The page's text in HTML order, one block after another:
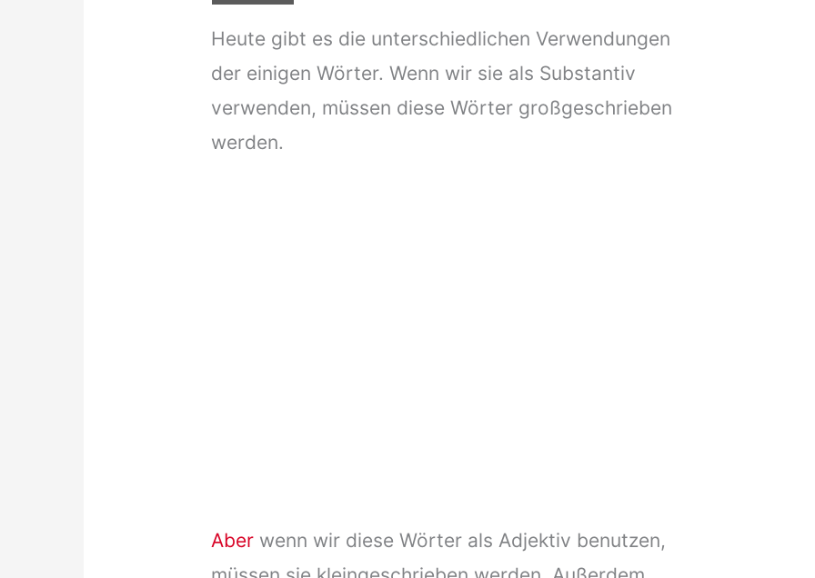
Heute gibt es die unterschiedlichen Verwendungen
der einigen Wörter. Wenn wir sie als Substantiv
verwenden, müssen diese Wörter großgeschrieben
werden.
Aber wenn wir diese Wörter als Adjektiv benutzen,